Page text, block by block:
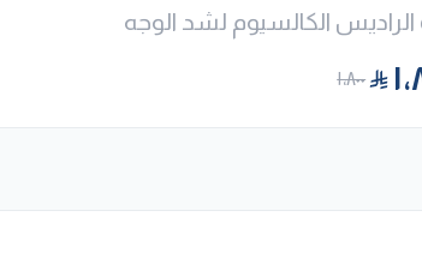
الراديس الكالسيوم لشد الوجه
١٬٨٠٠